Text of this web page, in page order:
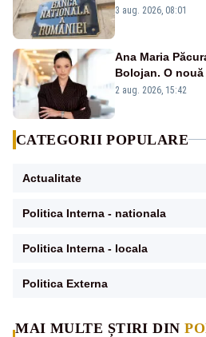
MAI MULTE ȘTIRI DIN
pentru câteva
3 aug. 2026, 08:01
Ana Maria
Bolojan. O
emisiunii „Miza
2 aug. 2026, 15:42
CATEGORII POPULARE
Actualitate
Politica Interna - nationala
Politica Interna - locala
Politica Externa